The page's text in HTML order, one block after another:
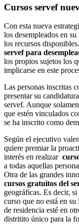
Cursos servef
Con esta nueva
los desempleados en
los recursos
servef para
los propios sujetos los
implicarse en este
Las personas inscritas
presentar su
servef. Aunque
que estén vinculados
se ha inscrito como
Según el ejecutivo
quiere premiar la
interés en realizar
a todas aquellas
Otra de las grandes
cursos gratuitos del
geográficas. Es decir,
curso que no está en
de residencia esté en
distritito único para la